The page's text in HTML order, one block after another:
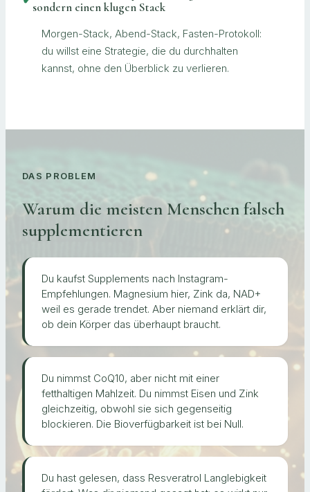
sondern einen klugen Stack
Morgen-Stack, Abend-Stack, Fasten-Protokoll:
du willst eine Strategie, die du durchhalten
kannst, ohne den Überblick zu verlieren.
DAS PROBLEM
Warum die meisten Menschen falsch
supplementieren
Du kaufst Supplements nach Instagram-
Empfehlungen. Magnesium hier, Zink da, NAD+
weil es gerade trendet. Aber niemand erklärt dir,
ob dein Körper das überhaupt braucht.
Du nimmst CoQ10, aber nicht mit einer
fetthaltigen Mahlzeit. Du nimmst Eisen und Zink
gleichzeitig, obwohl sie sich gegenseitig
blockieren. Die Bioverfügbarkeit ist bei Null.
Du hast gelesen, dass Resveratrol Langlebigkeit